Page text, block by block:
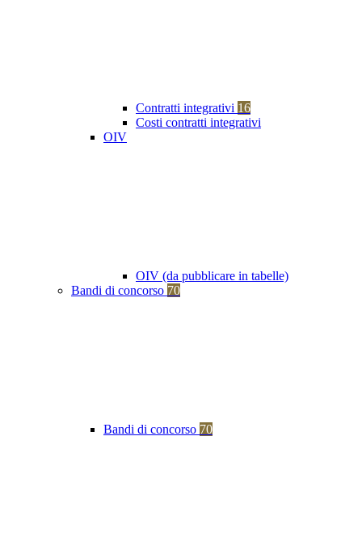
Contratti integrativi 16
Costi contratti integrativi
OIV
OIV (da pubblicare in tabelle)
Bandi di concorso 70
Bandi di concorso 70